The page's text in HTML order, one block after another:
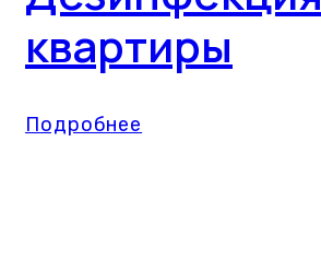
квартиры
Подробнее